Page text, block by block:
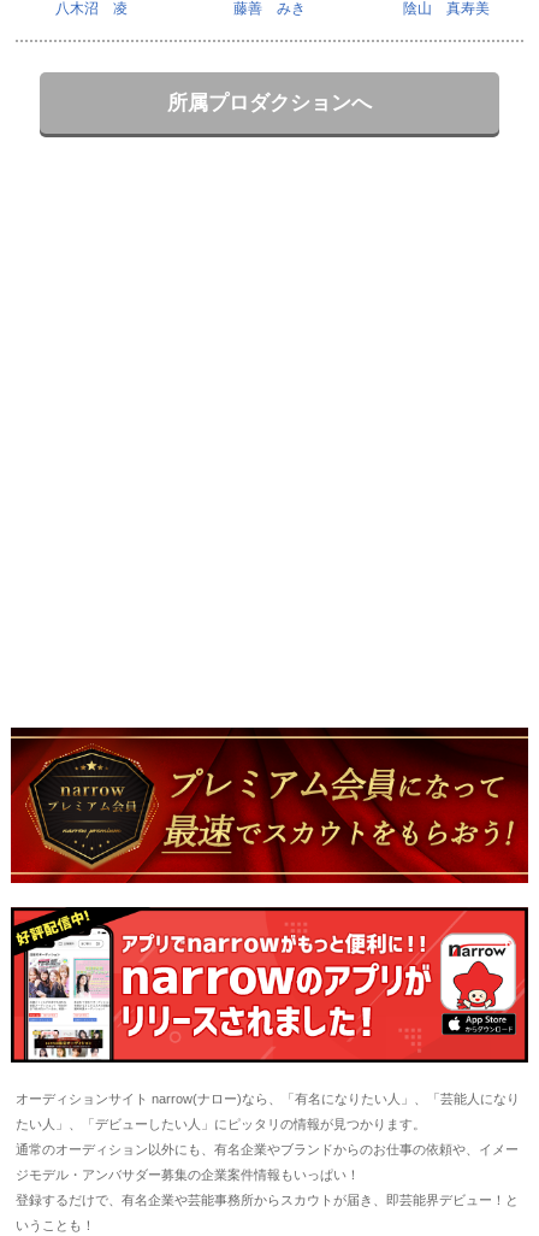
八木沼 凌 藤善 みき 陰山 真寿美
所属プロダクションへ
オーディションサイト narrow(ナロー)なら、「有名になりたい人」、「芸能人になり
たい人」、「デビューしたい人」にピッタリの情報が見つかります。
通常のオーディション以外にも、有名企業やブランドからのお仕事の依頼や、イメー
ジモデル・アンバサダー募集の企業案件情報もいっぱい！
登録するだけで、有名企業や芸能事務所からスカウトが届き、即芸能界デビュー！と
いうことも！